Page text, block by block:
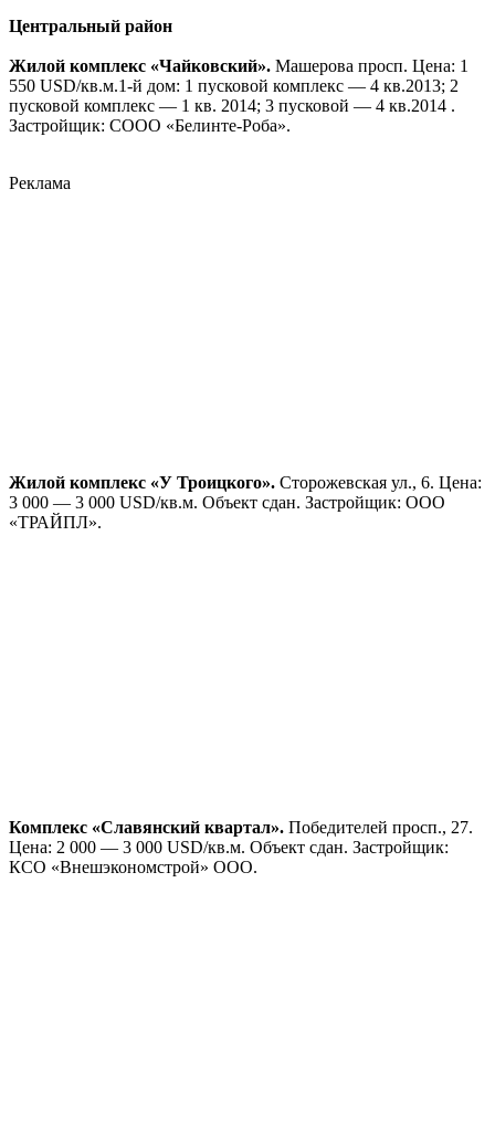
Центральный район
Жилой комплекс «Чайковский». Машерова просп. Цена: 1
550 USD/кв.м.1-й дом: 1 пусковой комплекс — 4 кв.2013; 2
пусковой комплекс — 1 кв. 2014; 3 пусковой — 4 кв.2014 .
Застройщик: СООО «Белинте-Роба».
Реклама
Комплекс «Славянский квартал».Победителей просп., 27.
Цена: 2 000 — 3 000 USD/кв.м. Объект сдан. Застройщик:
КСО «Внешэкономстрой» ООО.
Жилой комплекс «Славянский» в жилом районе Лебяжий.
Нарочанская ул. Цена: 1600 — 1650 USD/кв.м.Жилой дом